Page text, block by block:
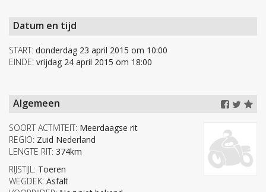
Datum en tijd
START: donderdag 23 april 2015 om 10:00
EINDE: vrijdag 24 april 2015 om 18:00
Algemeen
SOORT ACTIVITEIT: Meerdaagse rit
REGIO: Zuid Nederland
LENGTE RIT: 374km
RIJSTIJL: Toeren
WEGDEK: Asfalt